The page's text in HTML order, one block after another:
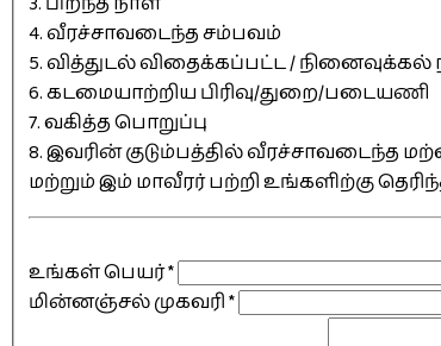
4. வீரச்சாவடைந்த சம்பவம்
5. வித்துடல் விதைக்கப்பட்ட / நினைவுக்கல்
6. கடமையாற்றிய பிரிவு/துறை/படையணி
7. வகித்த பொறுப்பு
8. இவரின் குடும்பத்தில் வீரச்சாவடைந்த
மற்றும் இம் மாவீரர் பற்றி உங்களிற்கு
உங்கள் பெயர்*
மின்னஞ்சல் முகவரி*